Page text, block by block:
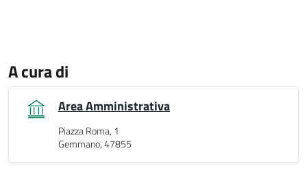
A cura di
Area Amministrativa
Piazza Roma, 1
Gemmano, 47855